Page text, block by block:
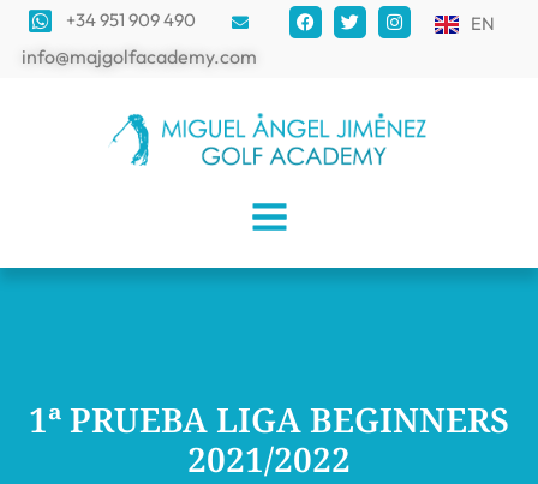
+34 951 909 490
info@majgolfacademy.com
EN
1ª PRUEBA LIGA BEGINNERS
2021/2022